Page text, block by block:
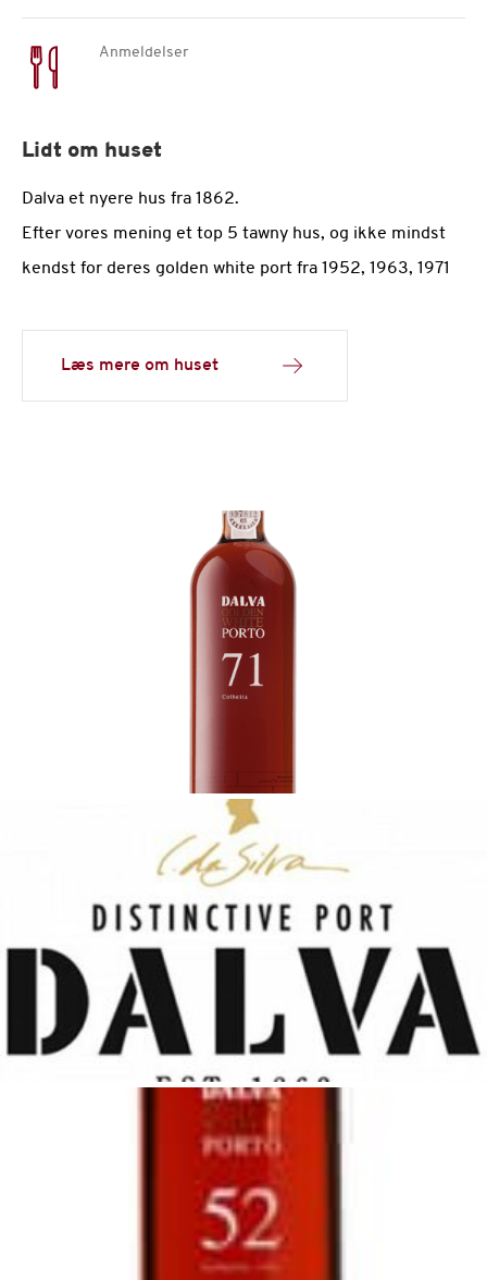
Anmeldelser
Lidt om huset
Dalva et nyere hus fra 1862.
Efter vores mening et top 5 tawny hus, og ikke mindst
kendst for deres golden white port fra 1952, 1963, 1971
Læs mere om huset